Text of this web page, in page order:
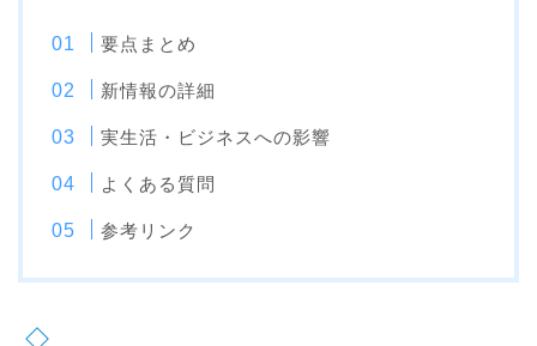
要点まとめ
新情報の詳細
実生活・ビジネスへの影響
よくある質問
参考リンク